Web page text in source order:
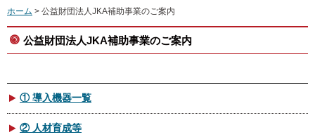
ホーム > 公益財団法人JKA補助事業のご案内
公益財団法人JKA補助事業のご案内
① 導入機器一覧
② 人材育成等